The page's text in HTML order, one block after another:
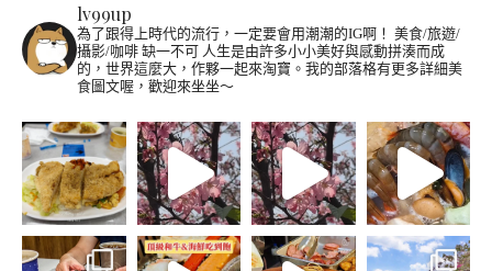
lv99up
為了跟得上時代的流行，一定要會用潮潮的IG啊！ 美食/旅遊/
攝影/咖啡 缺一不可 人生是由許多小小美好與感動拼湊而成
的，世界這麼大，作夥一起來淘寶。我的部落格有更多詳細美
食圖文喔，歡迎來坐坐～